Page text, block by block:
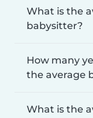
What is the
babysitter?
How many
the average
What is the